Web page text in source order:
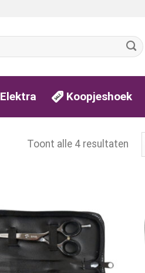
Elektra Koopjeshoek
Toont alle 4 resultaten